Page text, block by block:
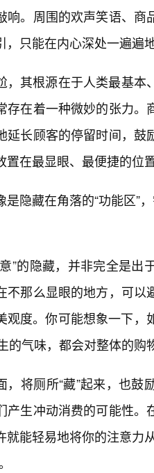
响。周围的欢声笑语、
，只能在内心深处一遍遍
，其根源在于人类最基本
存在着一种微妙的张力
延长顾客的停留时间，
置在最显眼、最便捷的位
是隐藏在角落的“功能区”
”的隐藏，并非完全是
不那么显眼的地方，可
观度。你可能想象一下
的气味，都会对整体的购
，将厕所“藏”起来，也
产生冲动消费的可能性
就能轻易地将你的注意力